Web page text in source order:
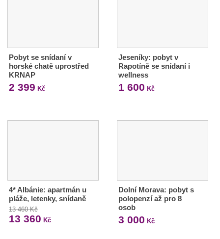
Pobyt se snídaní v
horské chatě uprostřed
KRNAP
2 399 Kč
Jeseníky: pobyt v
Rapotíně se snídaní i
wellness
1 600 Kč
4* Albánie: apartmán u
pláže, letenky, snídaně
13 460 Kč
13 360 Kč
Dolní Morava: pobyt s
polopenzí až pro 8
osob
3 000 Kč